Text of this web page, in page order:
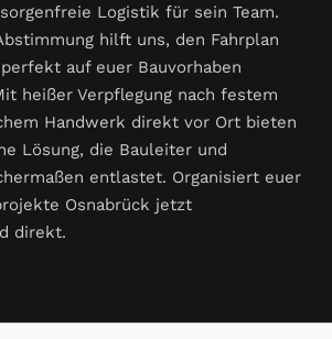
Logistik für sein Team.
hilft uns, den Fahrplan
auf euer Bauvorhaben
heißer Verpflegung nach festem
Handwerk direkt vor Ort bieten
Lösung, die Bauleiter und
entlastet. Organisiert euer
Osnabrück jetzt
direkt.